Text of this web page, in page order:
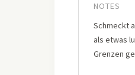
NOTES
Schmeckt
als etwas
Grenzen